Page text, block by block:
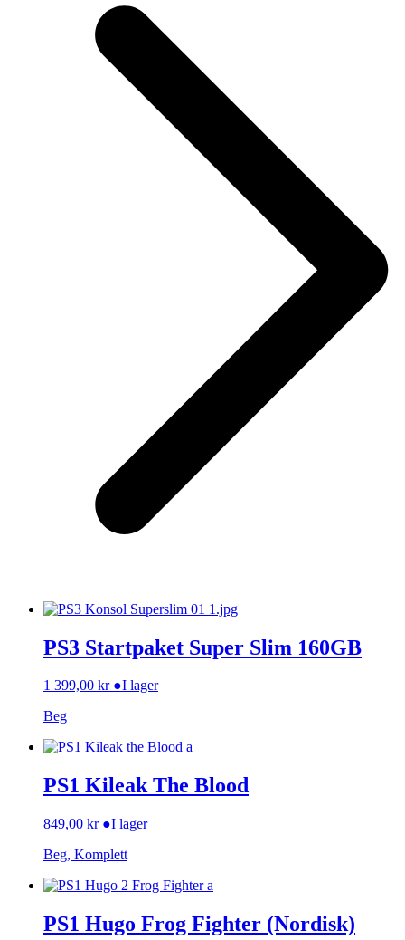
PS3 Startpaket Super Slim 160GB
1 399,00 kr ●I lager
Beg
PS1 Kileak The Blood
849,00 kr ●I lager
Beg, Komplett
PS1 Hugo Frog Fighter (Nordisk)